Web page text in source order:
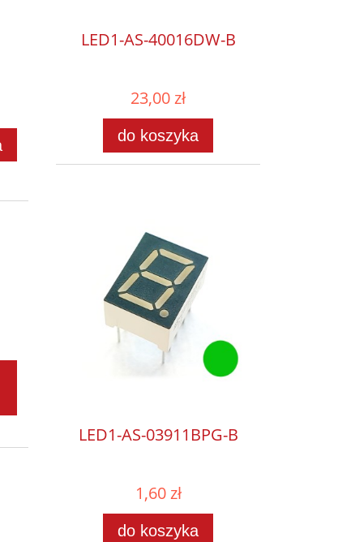
LED1-AS-40016DW-B
23,00 zł
do koszyka
LED1-AS-03911BPG-B
1,60 zł
do koszyka